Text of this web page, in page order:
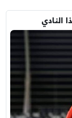
النادي